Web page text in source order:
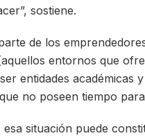
sostiene.
de los
entornos que
entidades académicas
no poseen tiempo
situación puede